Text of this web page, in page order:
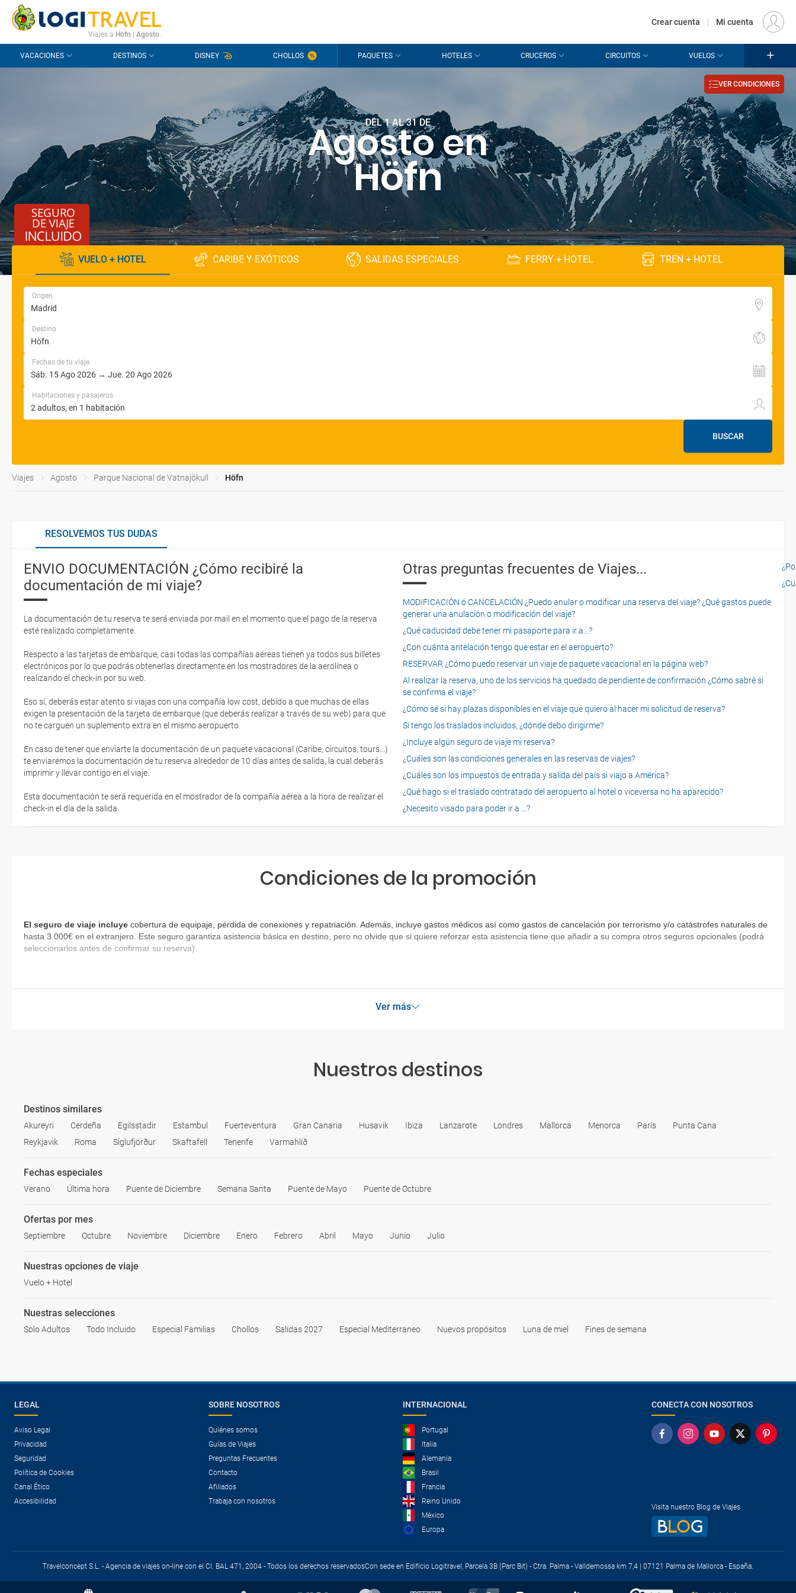
CONTACTO PREGUNTAS FRECUENTES EUR
Viajes a Höfn Agosto.
Crear cuenta | Mi cuenta
VACACIONES DESTINOS DISNEY CHOLLOS PAQUETES HOTELES CRUCEROS CIRCUITOS VUELOS
DEL 1 AL 31 DE
Agosto en
Höfn
VER CONDICIONES
VUELO + HOTEL CARIBE Y EXÓTICOS SALIDAS ESPECIALES FERRY + HOTEL TREN + HOTEL
Origen
Destino
Fechas de tu viaje
Habitaciones y pasajeros
BUSCAR
Viajes Agosto Parque Nacional de Vatnajökull Höfn
RESOLVEMOS TUS DUDAS
ENVIO DOCUMENTACIÓN ¿Cómo recibiré la
documentación de mi viaje?
La documentación de tu reserva te será enviada por mail en el momento que el pago de la reserva
esté realizado completamente.
Respecto a las tarjetas de embarque, casi todas las compañías aéreas tienen ya todos sus billetes
electrónicos por lo que podrás obtenerlas directamente en los mostradores de la aerolínea o
realizando el check-in por su web.
Eso sí, deberás estar atento si viajas con una compañía low cost, debido a que muchas de ellas
exigen la presentación de la tarjeta de embarque (que deberás realizar a través de su web) para que
no te carguen un suplemento extra en el mismo aeropuerto.
En caso de tener que enviarte la documentación de un paquete vacacional (Caribe, circuitos, tours...)
te enviaremos la documentación de tu reserva alrededor de 10 días antes de salida, la cual deberás
imprimir y llevar contigo en el viaje.
Esta documentación te será requerida en el mostrador de la compañía aérea a la hora de realizar el
check-in el día de la salida.
Otras preguntas frecuentes de Viajes...
MODIFICACIÓN ó CANCELACIÓN ¿Puedo anular o modificar una reserva del viaje? ¿Qué gastos puede
generar una anulación o modificación del viaje?
¿Qué caducidad debe tener mi pasaporte para ir a...?
¿Con cuánta antelación tengo que estar en el aeropuerto?
RESERVAR ¿Cómo puedo reservar un viaje de paquete vacacional en la página web?
Al realizar la reserva, uno de los servicios ha quedado de pendiente de confirmación ¿Cómo sabré si
se confirma el viaje?
¿Cómo sé si hay plazas disponibles en el viaje que quiero al hacer mi solicitud de reserva?
Si tengo los traslados incluidos, ¿dónde debo dirigirme?
¿Incluye algún seguro de viaje mi reserva?
¿Cuáles son las condiciones generales en las reservas de viajes?
¿Cuáles son los impuestos de entrada y salida del país si viajo a América?
¿Qué hago si el traslado contratado del aeropuerto al hotel o viceversa no ha aparecido?
¿Necesito visado para poder ir a ...?
Condiciones de la promoción
El seguro de viaje incluye cobertura de equipaje, pérdida de conexiones y repatriación. Además, incluye gastos médicos así como gastos de cancelación por terrorismo y/o catástrofes naturales de
hasta 3.000€ en el extranjero. Este seguro garantiza asistencia básica en destino, pero no olvide que si quiere reforzar esta asistencia tiene que añadir a su compra otros seguros opcionales (podrá
seleccionarlos antes de confirmar su reserva).
Ver más
Nuestros destinos
Destinos similares
Akureyri Cerdeña Egilsstadir Estambul Fuerteventura Gran Canaria Husavik Ibiza Lanzarote Londres Mallorca Menorca París
Punta Cana
Reykjavik
Roma Siglufjörður Skaftafell Tenerife Varmahlíð
Fechas especiales
Verano Última hora Puente de Diciembre Semana Santa Puente de Mayo Puente de Octubre
Ofertas por mes
Septiembre Octubre Noviembre Diciembre Enero Febrero Abril Mayo Junio Julio
Nuestras opciones de viaje
Vuelo + Hotel
Nuestras selecciones
Solo Adultos Todo Incluido Especial Familias Chollos Salidas 2027 Especial Mediterraneo Nuevos propósitos Luna de miel Fines de semana
LEGAL
Aviso Legal
Privacidad
Seguridad
Política de Cookies
Canal Ético
Accesibilidad
SOBRE NOSOTROS
Quiénes somos
Guías de Viajes
Preguntas Frecuentes
Contacto
Afiliados
Trabaja con nosotros
INTERNACIONAL
Portugal
Italia
Alemania
Brasil
Francia
Reino Unido
México
Europa
CONECTA CON NOSOTROS
Visita nuestro Blog de Viajes
Travelconcept S.L. - Agencia de viajes on-line con el CI. BAL 471, 2004 - Todos los derechos reservadosCon sede en Edificio Logitravel, Parcela 3B (Parc Bit) - Ctra. Palma - Valldemossa km 7,4 | 07121 Palma de Mallorca - España.